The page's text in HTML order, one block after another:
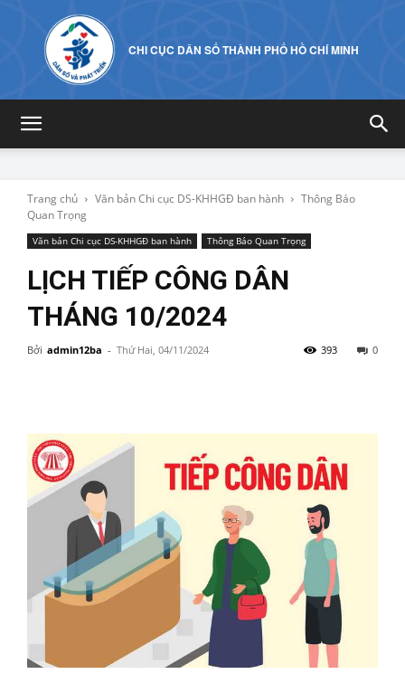
CHI CỤC DÂN SỐ THÀNH PHỐ HỒ CHÍ MINH
Trang chủ Văn bản Chi cục DS-KHHGĐ ban hành
Thông Báo
Quan Trọng
Văn bản Chi cục DS-KHHGĐ ban hành Thông Báo Quan Trọng
LỊCH TIẾP CÔNG DÂN
THÁNG 10/2024
Bởi admin12ba - Thứ Hai, 04/11/2024 0
393